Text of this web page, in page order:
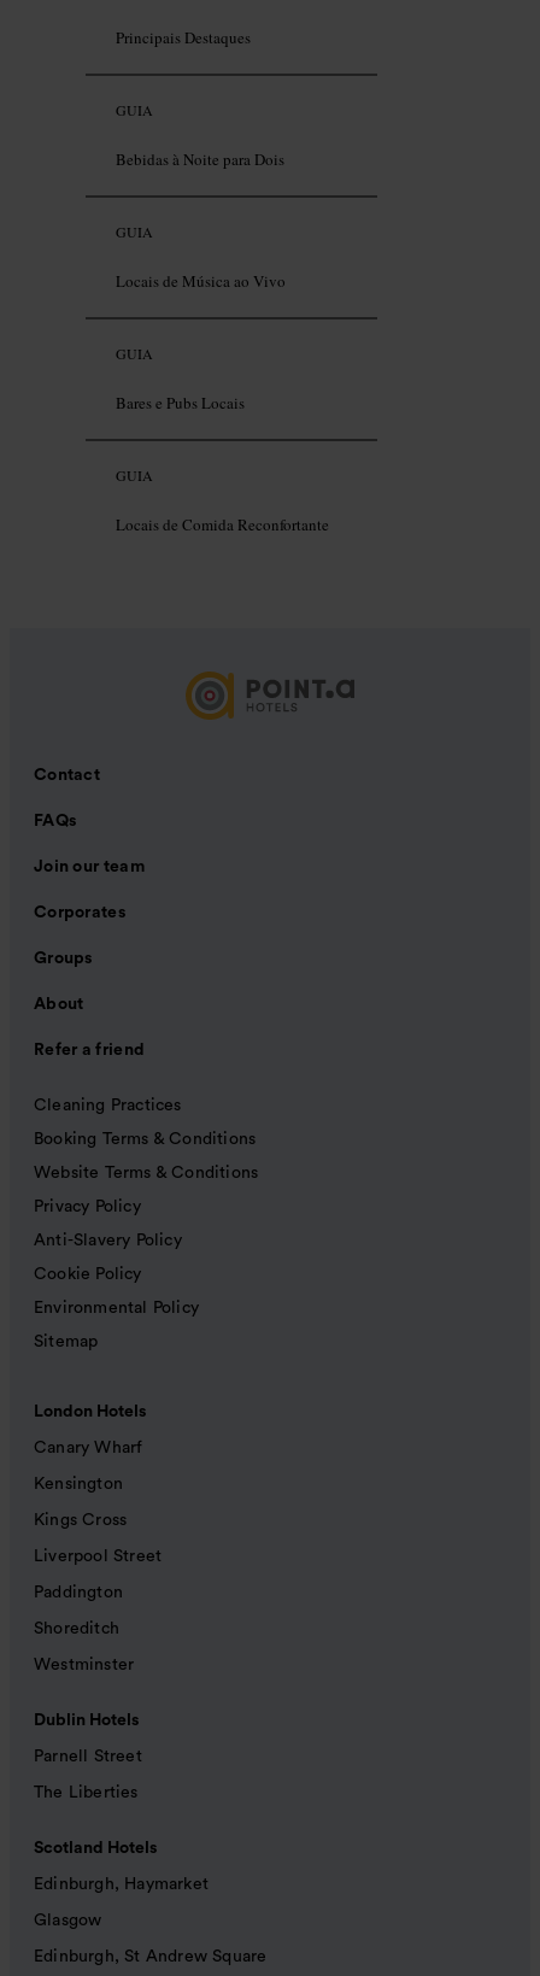
Principais Destaques
GUIA
Bebidas à Noite para Dois
GUIA
Locais de Música ao Vivo
GUIA
Bares e Pubs Locais
GUIA
Locais de Comida Reconfortante
Contact
FAQs
Join our team
Corporates
Groups
About
Refer a friend
Cleaning Practices
Booking Terms & Conditions
Website Terms & Conditions
Privacy Policy
Anti-Slavery Policy
Cookie Policy
Environmental Policy
Sitemap
London Hotels
Canary Wharf
Kensington
Kings Cross
Liverpool Street
Paddington
Shoreditch
Westminster
Dublin Hotels
Parnell Street
The Liberties
Scotland Hotels
Edinburgh, Haymarket
Glasgow
Edinburgh, St Andrew Square